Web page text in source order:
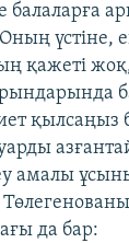
балаларға
үстіне,
қажеті
қылсаңыз
амалы
да бар: